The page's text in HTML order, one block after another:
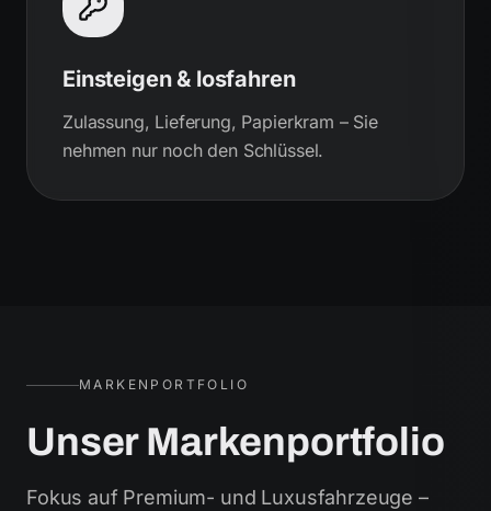
Einsteigen & losfahren
Zulassung, Lieferung, Papierkram – Sie
nehmen nur noch den Schlüssel.
MARKENPORTFOLIO
Unser Markenportfolio
Fokus auf Premium- und Luxusfahrzeuge –